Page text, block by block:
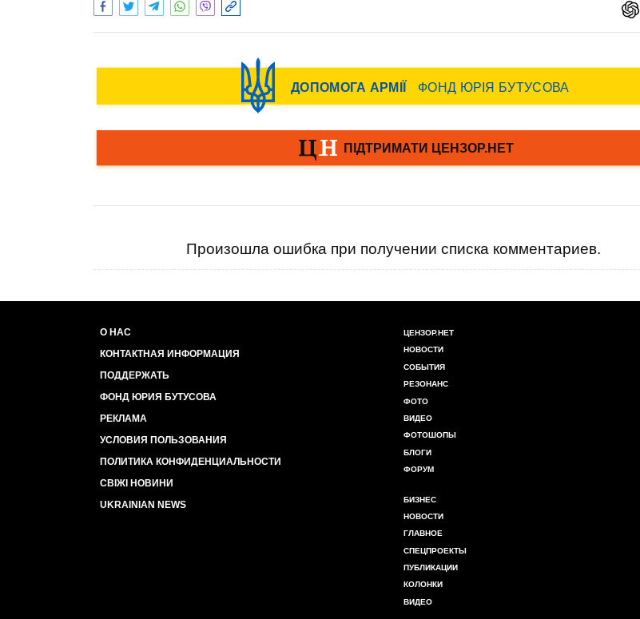
Произошла ошибка при получении списка комментариев.
О НАС
КОНТАКТНАЯ ИНФОРМАЦИЯ
ПОДДЕРЖАТЬ
ФОНД ЮРИЯ БУТУСОВА
РЕКЛАМА
УСЛОВИЯ ПОЛЬЗОВАНИЯ
ПОЛИТИКА КОНФИДЕНЦИАЛЬНОСТИ
СВІЖІ НОВИНИ
UKRAINIAN NEWS
ЦЕНЗОР.НЕТ
НОВОСТИ
СОБЫТИЯ
РЕЗОНАНС
ФОТО
ВИДЕО
ФОТОШОПЫ
БЛОГИ
ФОРУМ
БИЗНЕС
НОВОСТИ
ГЛАВНОЕ
СПЕЦПРОЕКТЫ
ПУБЛИКАЦИИ
КОЛОНКИ
ВИДЕО